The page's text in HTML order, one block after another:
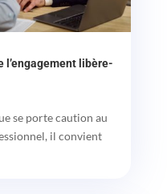
l’engagement libère-
se porte caution au
il convient